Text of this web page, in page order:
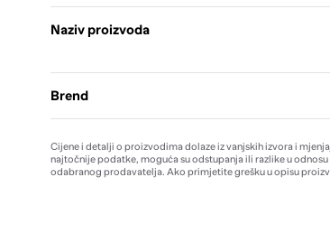
Naziv proizvoda
Brend
Cijene i detalji o proizvodima dolaze iz vanjskih izvora i
najtočnije podatke, moguća su odstupanja ili razlike u
odabranog prodavatelja. Ako primjetite grešku u opisu